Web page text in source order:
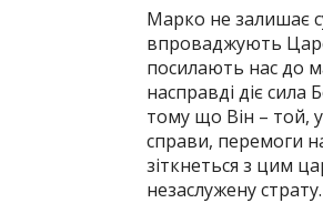
Марко не залишає
впроваджують
посилають нас до
насправді діє
тому що Він – той,
справи, перемоги
зіткнеться з цим
незаслужену страту.